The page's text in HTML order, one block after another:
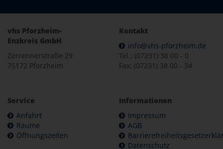
vhs Pforzheim-
Enzkreis GmbH
Zerrennerstraße 29
75172 Pforzheim
Kontakt
info@vhs-pforzheim.de
Tel.: (07231) 38 00 - 0
Fax: (07231) 38 00 - 34
Service
Anfahrt
Räume
Öffnungszeiten
Informationen
Impressum
AGB
Datenschutz